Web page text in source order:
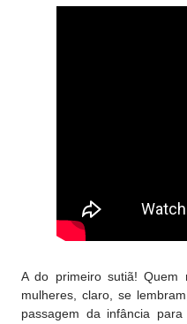
A do primeiro sutiã! Quem
mulheres, claro, se
passagem da infância